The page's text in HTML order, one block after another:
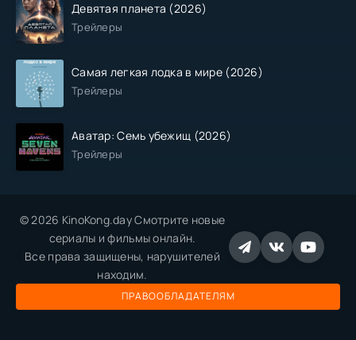
Девятая планета (2026)
Трейлеры
Самая легкая лодка в мире (2026)
Трейлеры
Аватар: Семь убежищ (2026)
Трейлеры
© 2026 KinoKong.day Смотрите новые
сериалы и фильмы онлайн.
Все права защищены, нарушителей
находим.
ПРАВООБЛАДАТЕЛЯМ